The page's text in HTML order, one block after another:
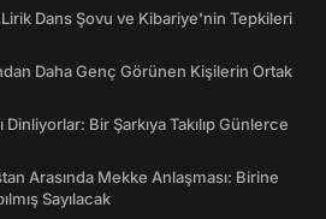
Dans Şovu ve Kibariye'nin Tepkileri
Daha Genç Görünen Kişilerin Ortak
Dinliyorlar: Bir Şarkıya Takılıp Günlerce
Arasında Mekke Anlaşması: Birine
Sayılacak